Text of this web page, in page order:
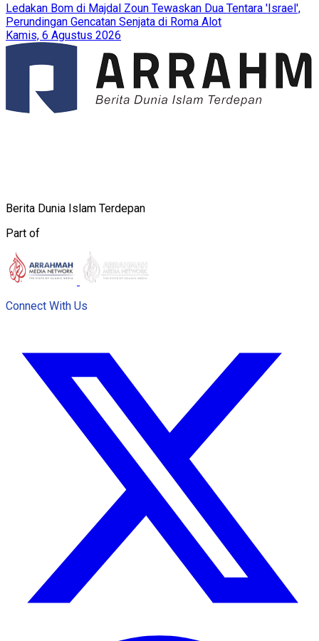
Ledakan Bom di Majdal Zoun Tewaskan Dua Tentara 'Israel',
Perundingan Gencatan Senjata di Roma Alot
Kamis, 6 Agustus 2026
Berita Dunia Islam Terdepan
Part of
Connect With Us